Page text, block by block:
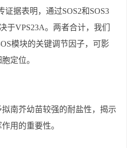
证据表明，通过SOS2和SOS3
于VPS23A。两者合计，我们
模块的关键调节因子，可影
定位。
拟南芥幼苗较强的耐盐性，揭示
用的重要性。